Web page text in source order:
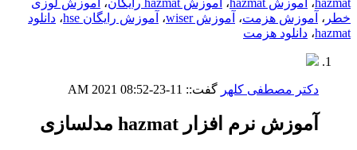
خطر ، آموزش هزمت، آموزش wiser ، آموزش رایگان hse ، دانلود
hazmat، دانلود هزمت
دکتر مصطفی کلهر گفت:: 11-23-2021
08:52 AM
آموزش نرم افزار hazmat مدلسازی